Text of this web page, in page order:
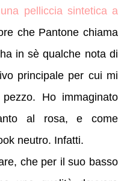
una pelliccia sintetica a
che Pantone chiama
in sè qualche nota di
principale per cui mi
Ho immaginato
al rosa, e come
neutro. Infatti.
che per il suo basso